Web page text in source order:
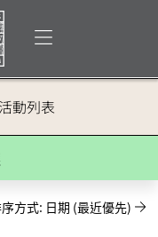
打開選單
活動列表
方式: 日期 (最近優先)